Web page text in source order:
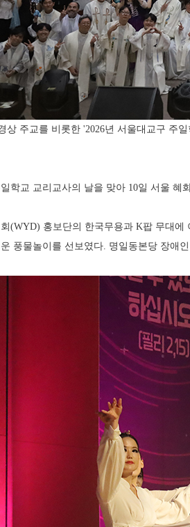
상 주교를 비롯한 '2026년 서울대교구 주
학교 교리교사의 날을 맞아 10일 서울 혜
(WYD) 홍보단의 한국무용과 K팝 무대
풍물놀이를 선보였다. 명일동본당 장애